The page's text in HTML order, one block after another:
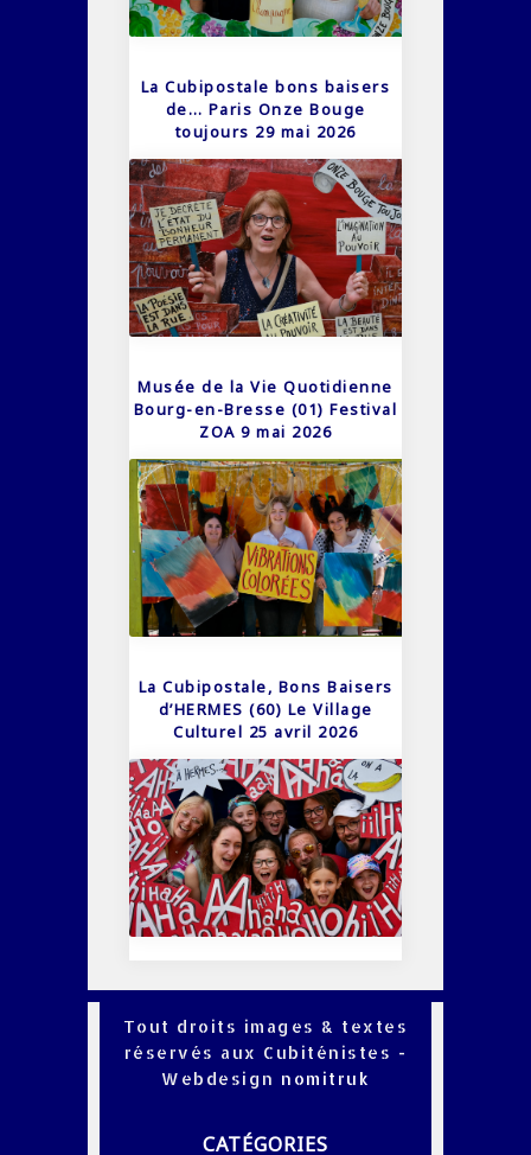
La Cubipostale bons baisers
de… Paris Onze Bouge
toujours 29 mai 2026
Musée de la Vie Quotidienne
Bourg-en-Bresse (01) Festival
ZOA 9 mai 2026
La Cubipostale, Bons Baisers
d’HERMES (60) Le Village
Culturel 25 avril 2026
Tout droits images & textes
réservés aux Cubiténistes -
Webdesign nomitruk
CATÉGORIES